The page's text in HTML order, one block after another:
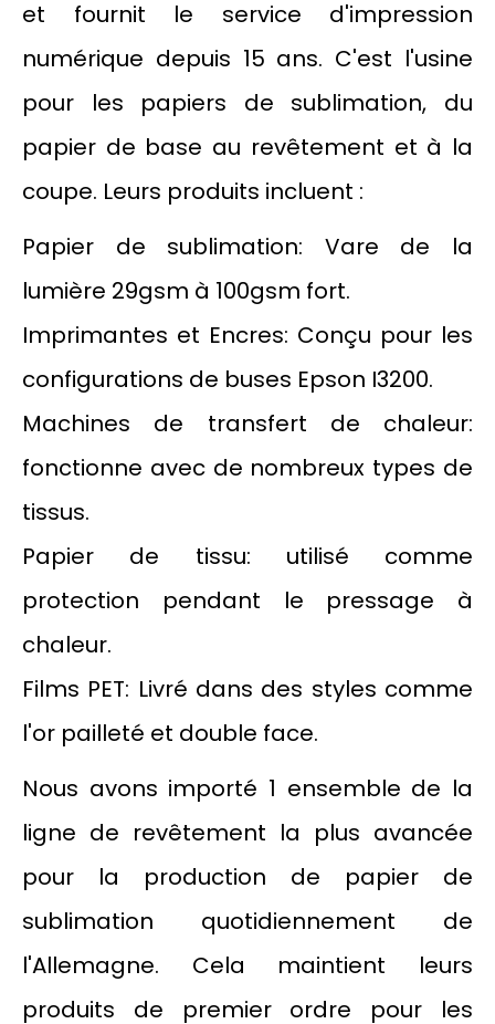
et fournit le service d'impression
numérique depuis 15 ans. C'est l'usine
pour les papiers de sublimation, du
papier de base au revêtement et à la
coupe. Leurs produits incluent :
Papier de sublimation: Vare de la
lumière 29gsm à 100gsm fort.
Imprimantes et Encres: Conçu pour les
configurations de buses Epson I3200.
Machines de transfert de chaleur:
fonctionne avec de nombreux types de
tissus.
Papier de tissu: utilisé comme
protection pendant le pressage à
chaleur.
Films PET: Livré dans des styles comme
l'or pailleté et double face.
Nous avons importé 1 ensemble de la
ligne de revêtement la plus avancée
pour la production de papier de
sublimation quotidiennement de
l'Allemagne. Cela maintient leurs
produits de premier ordre pour les